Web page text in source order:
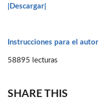
|Descargar|
Instrucciones para el autor
58895 lecturas
SHARE THIS